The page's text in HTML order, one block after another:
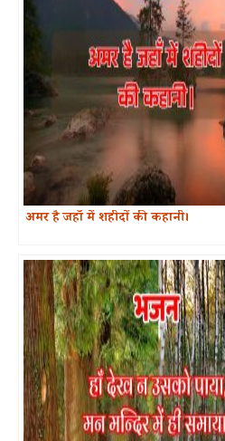
अमर है जहाँ में शहीदों की कहानी।